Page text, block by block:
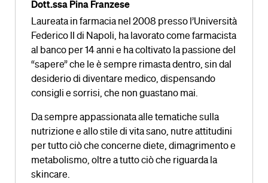
Dott.ssa Pina Franzese
Laureata in farmacia nel 2008 presso l’Università
Federico II di Napoli, ha lavorato come farmacista
al banco per 14 anni e ha coltivato la passione del
“sapere” che le è sempre rimasta dentro, sin dal
desiderio di diventare medico, dispensando
consigli e sorrisi, che non guastano mai.
Da sempre appassionata alle tematiche sulla
nutrizione e allo stile di vita sano, nutre attitudini
per tutto ciò che concerne diete, dimagrimento e
metabolismo, oltre a tutto ciò che riguarda la
skincare.